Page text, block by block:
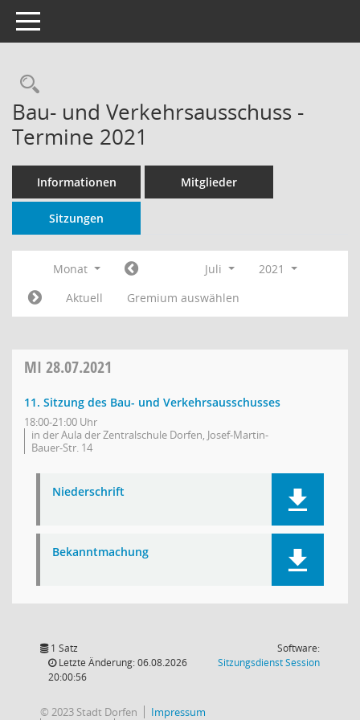
Toggle navigation
Rechercheauswahl
Bau- und Verkehrsausschuss -
Termine 2021
Informationen Mitglieder
Sitzungen
Monat Juli
2021
Aktuell
Gremium auswählen
MI 28.07.2021
11. Sitzung des Bau- und Verkehrsausschusses
18:00-21:00 Uhr
in der Aula der Zentralschule Dorfen, Josef-Martin-
Bauer-Str. 14
Niederschrift
Bekanntmachung
1 Satz
Letzte Änderung: 06.08.2026
20:00:56
Software:
SitzungsdienstSession(Wird in
© 2023 Stadt Dorfen
Impressum